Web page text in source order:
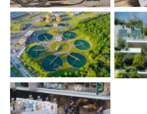
Gestion de l’eau &
Assainissement
Nouvelle promotion